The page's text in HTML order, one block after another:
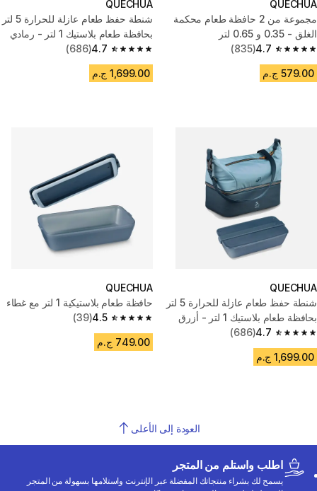
QUECHUA
مجموعة من 2 حافظة طعام محكمة
الغلق - 0.35 و 0.65 لتر
4.7
4.7 out of 5 stars from 835 reviews
(835)
579.00 ج.م
QUECHUA
شنطة حفظ طعام عازلة للحرارة 5 لتر
بحافظة طعام بلاستيك 1 لتر - رمادي
4.7
4.7 out of 5 stars from 686 reviews
(686)
1,699.00 ج.م
QUECHUA
شنطة حفظ طعام عازلة للحرارة 5 لتر
بحافظة طعام بلاستيك 1 لتر - أزرق
4.7
4.7 out of 5 stars from 686 reviews
(686)
1,699.00 ج.م
QUECHUA
حافظة طعام بلاستيكية 1 لتر مع غطاء
4.5
4.5 out of 5 stars from 39 reviews
(39)
749.00 ج.م
العودة إلى الأعلى
اطلب واستلم من المتجر
يسمح لك بشراء منتجاتك المفضلة عبر الإنترنت واستلامها بسهولة من المتجر